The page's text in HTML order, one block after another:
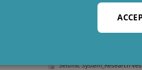
了解其他客户如何从
Seismic System_Research